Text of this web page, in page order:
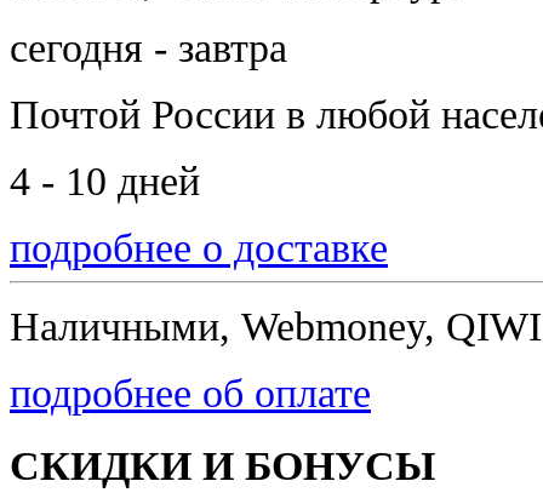
сегодня - завтра
Почтой России в любой
4 - 10 дней
подробнее о доставке
Наличными, Webmoney,
подробнее об оплате
СКИДКИ И БОНУСЫ